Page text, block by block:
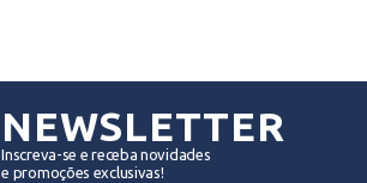
NEWSLETTER
Inscreva-se e receba novidades
e promoções exclusivas!